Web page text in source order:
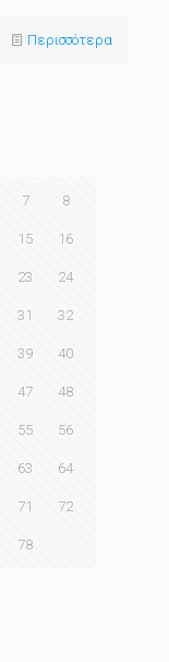
Περισσότερα
7 8
15 16
23 24
31 32
39 40
47 48
55 56
63 64
71 72
78